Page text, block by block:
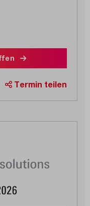
Termin teilen